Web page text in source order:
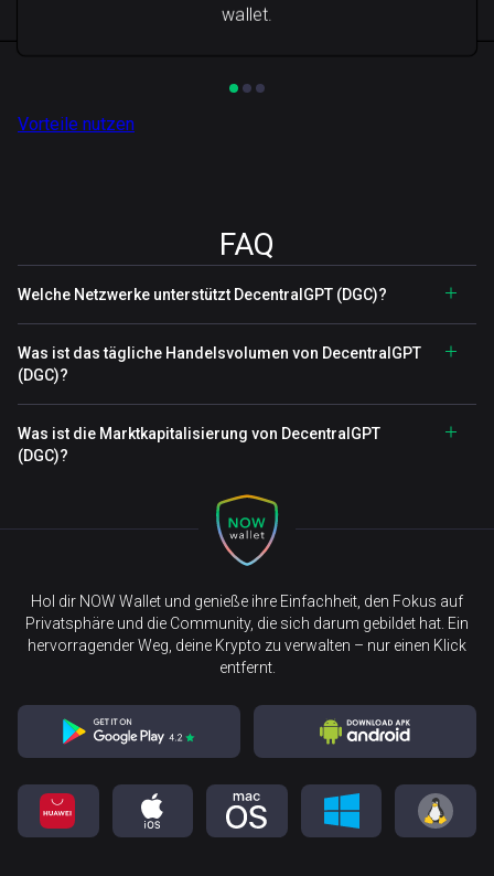
wallet.
Vorteile nutzen
FAQ
Welche Netzwerke unterstützt DecentralGPT (DGC)?
Was ist das tägliche Handelsvolumen von DecentralGPT
(DGC)?
Was ist die Marktkapitalisierung von DecentralGPT
(DGC)?
Hol dir NOW Wallet und genieße ihre Einfachheit, den Fokus auf
Privatsphäre und die Community, die sich darum gebildet hat. Ein
hervorragender Weg, deine Krypto zu verwalten – nur einen Klick
entfernt.